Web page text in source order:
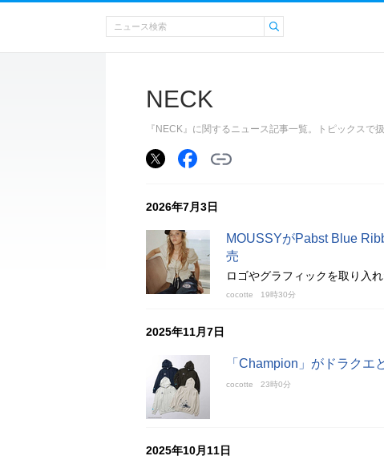
NECK
『NECK』に関するニュース記事一覧。トピックスで
2026年7月3日
MOUSSYがPabst Blue
売
ロゴやグラフィックを取り入
cocotte 19時30分
2025年11月7日
「Champion」がドラクエ
cocotte 23時0分
2025年10月11日